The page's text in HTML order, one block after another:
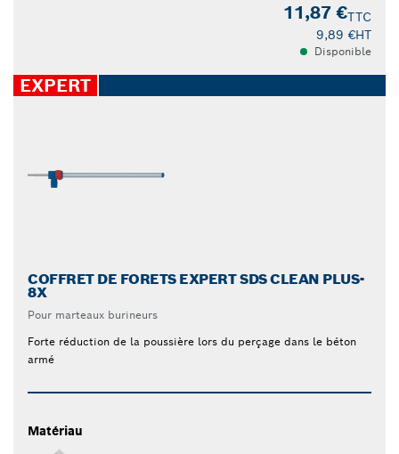
11,87 €TTC
9,89 €HT
Disponible
EXPERT
COFFRET DE FORETS EXPERT SDS CLEAN PLUS-
8X
Pour marteaux burineurs
Forte réduction de la poussière lors du perçage dans le béton
armé
Matériau